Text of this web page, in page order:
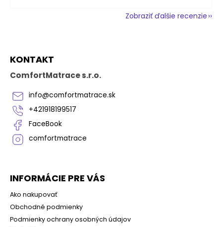
Zobraziť ďalšie recenzie
KONTAKT
ComfortMatrace s.r.o.
info@comfortmatrace.sk
+421918199517
FaceBook
comfortmatrace
INFORMÁCIE PRE VÁS
Ako nakupovať
Obchodné podmienky
Podmienky ochrany osobných údajov